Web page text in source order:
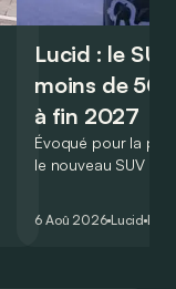
Lucid : le
moins de
à fin 2027
Évoqué pour la
le nouveau SUV
l’année 2026.
6 Aoû 2026 Lucid